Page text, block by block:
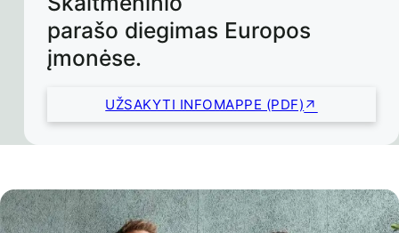
parašo diegimas Europos
įmonėse.
UŽSAKYTI INFOMAPPE (PDF)